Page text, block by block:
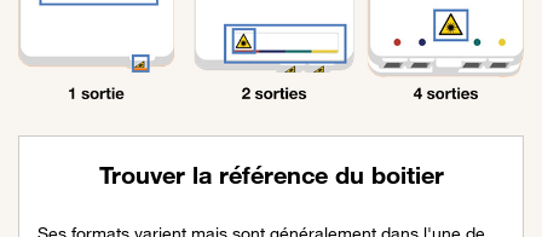
Trouver la référence du boitier